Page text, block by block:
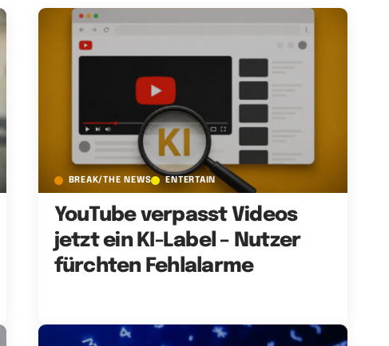
BREAK/THE NEWS ENTERTAIN
YouTube verpasst Videos
jetzt ein KI-Label – Nutzer
fürchten Fehlalarme